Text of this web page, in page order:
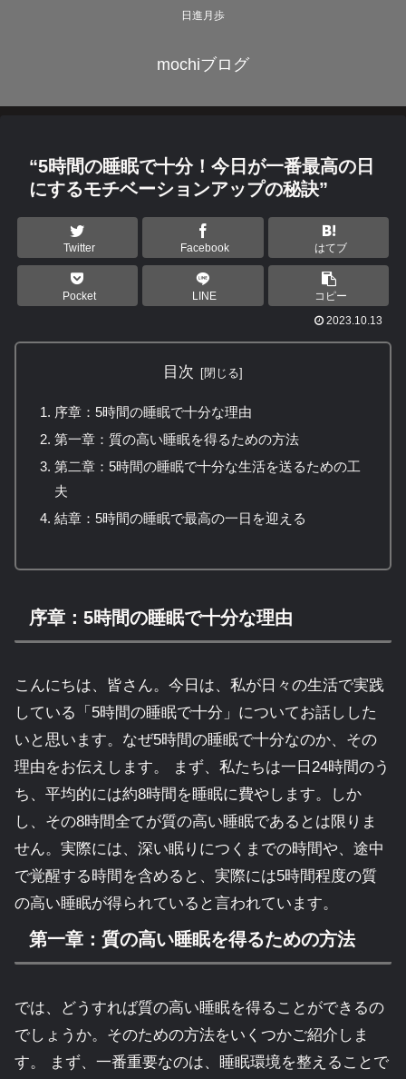
日進月歩
mochiブログ
“5時間の睡眠で十分！今日が一番最高の日
にするモチベーションアップの秘訣”
Twitter Facebook はてブ
Pocket LINE
コピー
2023.10.13
目次
序章：5時間の睡眠で十分な理由
第一章：質の高い睡眠を得るための方法
第二章：5時間の睡眠で十分な生活を送るための工
夫
結章：5時間の睡眠で最高の一日を迎える
序章：5時間の睡眠で十分な理由
こんにちは、皆さん。今日は、私が日々の生活で実践
している「5時間の睡眠で十分」についてお話しした
いと思います。なぜ5時間の睡眠で十分なのか、その
理由をお伝えします。 まず、私たちは一日24時間のう
ち、平均的には約8時間を睡眠に費やします。しか
し、その8時間全てが質の高い睡眠であるとは限りま
せん。実際には、深い眠りにつくまでの時間や、途中
で覚醒する時間を含めると、実際には5時間程度の質
の高い睡眠が得られていると言われています。
第一章：質の高い睡眠を得るための方法
では、どうすれば質の高い睡眠を得ることができるの
でしょうか。そのための方法をいくつかご紹介しま
す。 まず、一番重要なのは、睡眠環境を整えることで